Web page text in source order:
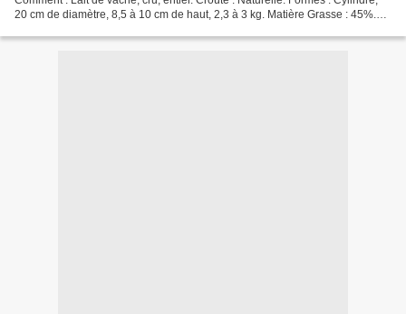
20 cm de diamètre, 8,5 à 10 cm de haut, 2,3 à 3 kg. Matière Grasse : 45%.